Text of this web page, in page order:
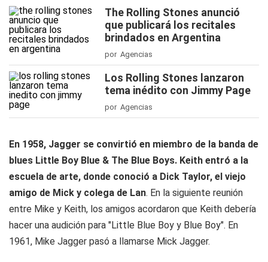
The Rolling Stones anunció
que publicará los recitales
brindados en Argentina
por Agencias
Los Rolling Stones lanzaron
tema inédito con Jimmy Page
por Agencias
En 1958, Jagger se convirtió en miembro de la banda de
blues Little Boy Blue & The Blue Boys. Keith entró a la
escuela de arte, donde conoció a Dick Taylor, el viejo
amigo de Mick y colega de Lan. En la siguiente reunión
entre Mike y Keith, los amigos acordaron que Keith debería
hacer una audición para "Little Blue Boy y Blue Boy". En
1961, Mike Jagger pasó a llamarse Mick Jagger.